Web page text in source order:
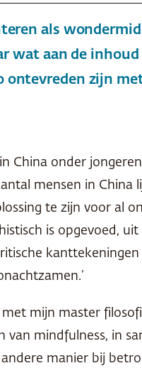
als
wat aan de
zijn
onder
mensen in China
te zijn voor al
is opgevoed,
mijn master
mindfulness, in
manier bij